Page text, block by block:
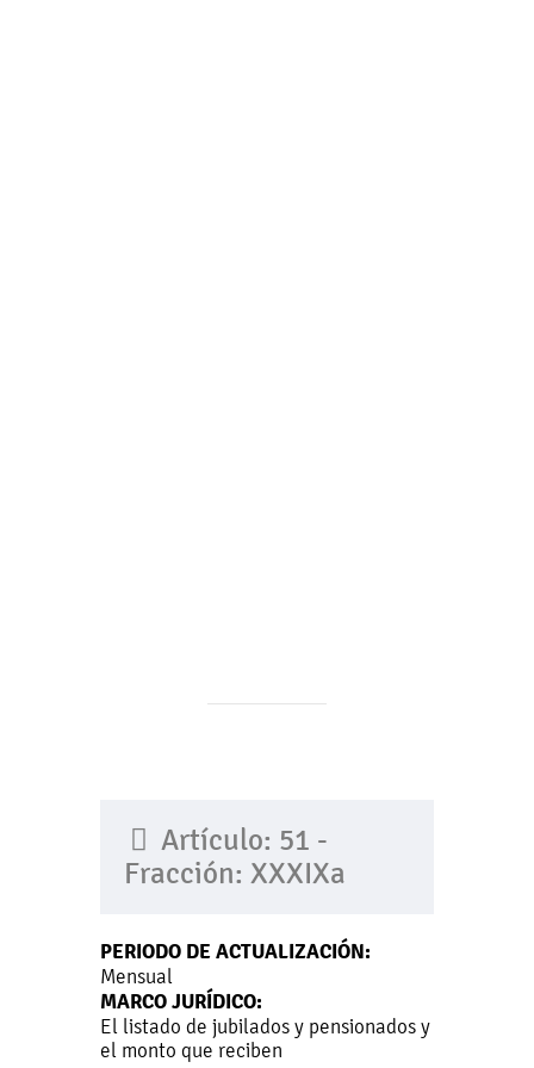
Artículo: 51 -
Fracción: XXXIXa
PERIODO DE ACTUALIZACIÓN:
Mensual
MARCO JURÍDICO:
El listado de jubilados y pensionados y
el monto que reciben